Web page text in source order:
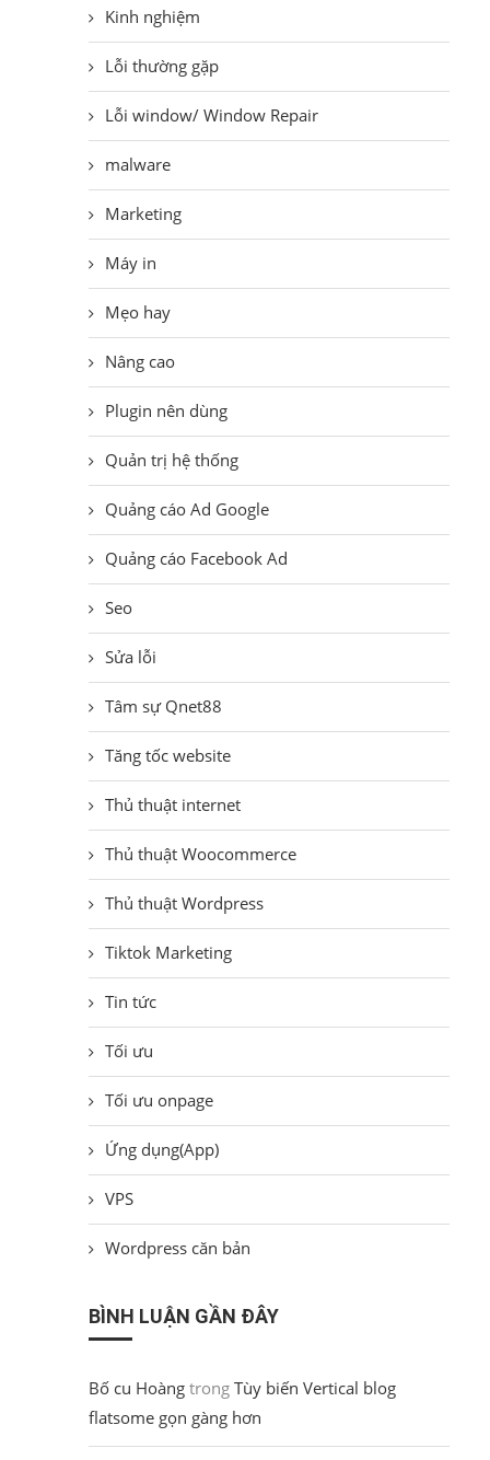
Kinh nghiệm
Lỗi thường gặp
Lỗi window/ Window Repair
malware
Marketing
Máy in
Mẹo hay
Nâng cao
Plugin nên dùng
Quản trị hệ thống
Quảng cáo Ad Google
Quảng cáo Facebook Ad
Seo
Sửa lỗi
Tâm sự Qnet88
Tăng tốc website
Thủ thuật internet
Thủ thuật Woocommerce
Thủ thuật Wordpress
Tiktok Marketing
Tin tức
Tối ưu
Tối ưu onpage
Ứng dụng(App)
VPS
Wordpress căn bản
BÌNH LUẬN GẦN ĐÂY
Bố cu Hoàngtrong Tùy biến Vertical blog
flatsome gọn gàng hơn